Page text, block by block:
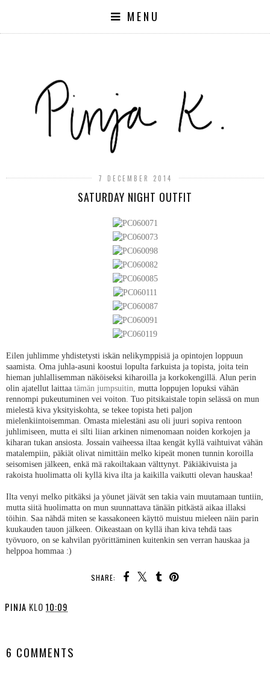
MENU
7 DECEMBER 2014
SATURDAY NIGHT OUTFIT
Eilen juhlimme yhdistetysti iskän nelikymppisiä ja opintojen loppuun
saamista. Oma juhla-asuni koostui lopulta farkuista ja topista, joita tein
hieman juhlallisemman näköiseksi kiharoilla ja korkokengillä. Alun perin
olin ajatellut laittaa tämän jumpsuitin mutta loppujen lopuksi vähän
rennompi pukeutuminen vei voiton. Tuo pitsikaistale topin selässä on mun
mielestä kiva yksityiskohta, se tekee topista heti paljon
mielenkiintoisemman. Omasta mielestäni asu oli juuri sopiva rentoon
juhlimiseen, mutta ei silti liian arkinen nimenomaan noiden korkojen ja
kiharan tukan ansiosta. Jossain vaiheessa iltaa kengät kyllä vaihtuivat vähän
matalempiin, päkiät olivat nimittäin melko kipeät monen tunnin koroilla
seisomisen jälkeen, enkä mä rakoiltakaan välttynyt. Päkiäkivuista ja
rakoista huolimatta oli kyllä kiva ilta ja kaikilla vaikutti olevan hauskaa!
Ilta venyi melko pitkäksi ja yöunet jäivät sen takia vain muutamaan tuntiin,
mutta siitä huolimatta on mun suunnattava tänään pitkästä aikaa illaksi
töihin. Saa nähdä miten se kassakoneen käyttö muistuu mieleen näin parin
kuukauden tauon jälkeen. Oikeastaan on kyllä ihan kiva tehdä taas
työvuoro, on se kahvilan pyörittäminen kuitenkin sen verran hauskaa ja
helppoa hommaa :)
SHARE:
PINJA KLO 10:09
6 COMMENTS